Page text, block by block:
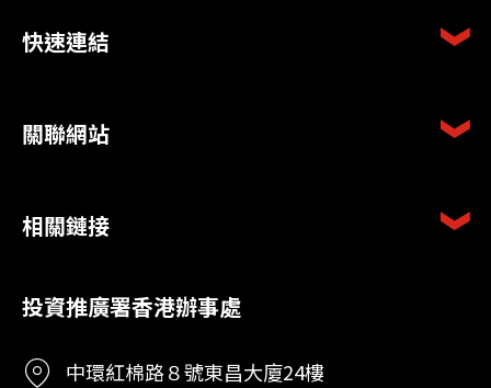
快速連結
關聯網站
相關鏈接
投資推廣署香港辦事處
中環紅棉路８號東昌大廈24樓